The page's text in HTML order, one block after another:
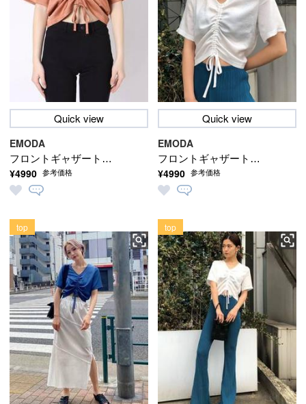
Quick view
フロントギャザートッ
プ
EMODA
¥4990 参考価格
Quick view
フロントギャザートッ
プ
EMODA
¥4990 参考価格
top top